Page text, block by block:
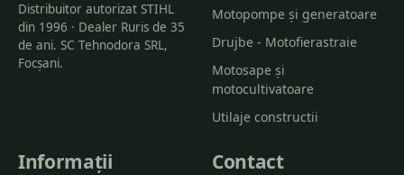
Distribuitor autorizat STIHL
din 1996 · Dealer Ruris de 35
de ani. SC Tehnodora SRL,
Focșani.
Motopompe și generatoare
Drujbe - Motofierastraie
Motosape și
motocultivatoare
Utilaje constructii
Informații Contact